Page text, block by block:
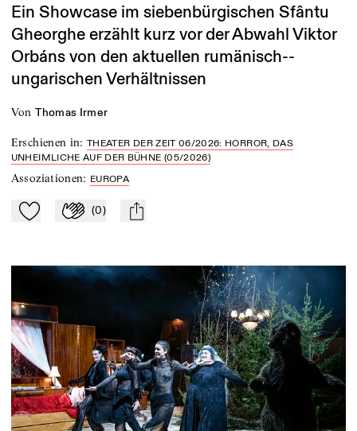
Ein Showcase im siebenbürgischen ­Sfântu
Gheorghe erzählt kurz vor der Abwahl ­Viktor
Orbáns von den aktuellen rumänisch-­
ungarischen Verhältnissen
von Thomas Irmer
Erschienen in:THEATER DER ZEIT 06/2026: HORROR, DAS
UNHEIMLICHE AUF DER BÜHNE (05/2026)
Assoziationen: EUROPA
Zu Mein-TdZ hinzufügen
Applaudieren
(0) mail